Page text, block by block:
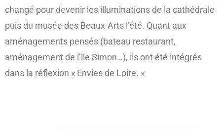
changé pour devenir les illuminations de la cathédrale
puis du musée des Beaux-Arts l’été. Quant aux
aménagements pensés (bateau restaurant,
aménagement de l’île Simon…), ils ont été intégrés
dans la réflexion « Envies de Loire. »